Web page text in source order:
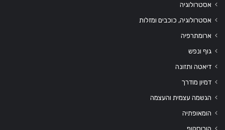
אסטרולוגיה
אסטרולוגיה, כוכבים ומזלות
ארומתרפיה
גוף ונפש
דיאטה ותזונה
דמיון מודרך
הגשמה עצמית והעצמה
הומאופתיה